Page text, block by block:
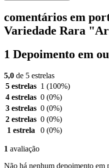
comentários em
Variedade Rara
1 Depoimento em
5,0 de 5 estrelas
5 estrelas 1 (100%)
4 estrelas 0 (0%)
3 estrelas 0 (0%)
2 estrelas 0 (0%)
1 estrela
0 (0%)
1 avaliação
Não há nenhum depoimento em